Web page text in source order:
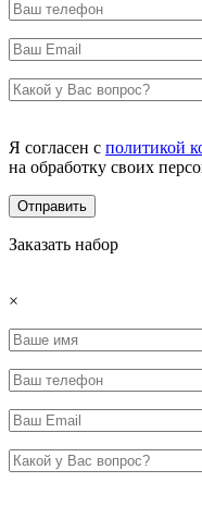
Я согласен с политикой
на обработку своих
Заказать набор
×